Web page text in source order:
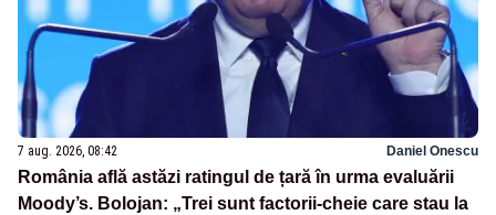
7 aug. 2026, 08:42 Daniel Onescu
România află astăzi ratingul de țară în urma evaluării
Moody’s. Bolojan: „Trei sunt factorii-cheie care stau la